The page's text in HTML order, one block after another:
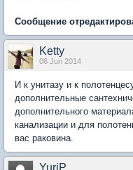
Сообщение
Ketty
06 Jun 2014
И к унитазу и к
дополнительные
дополнительного
канализации и для
вас раковина.
YuriP